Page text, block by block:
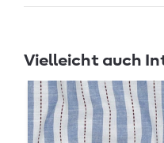
Vielleicht auch